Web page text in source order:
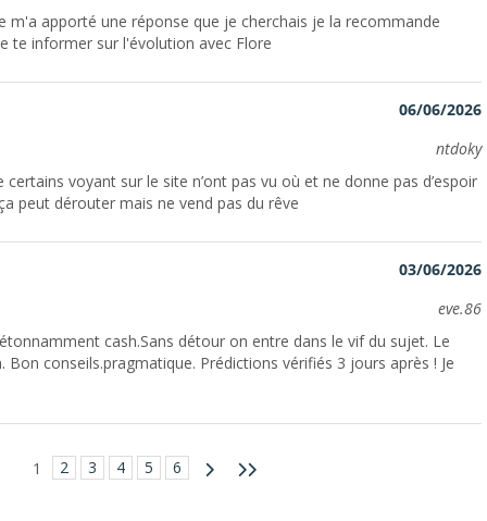
m'a apporté une réponse que je cherchais je la recommande
te informer sur l'évolution avec Flore
06/06/2026
ntdoky
voyant sur le site n’ont pas vu où et ne donne pas d’espoir
peut dérouter mais ne vend pas du rêve
03/06/2026
eve.86
cash.Sans détour on entre dans le vif du sujet. Le
conseils.pragmatique. Prédictions vérifiés 3 jours après ! Je
1 2 3 4 5 6